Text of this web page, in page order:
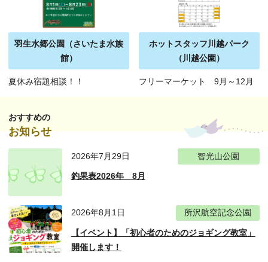
羽生水郷公園（さいたま水族
館）
夏休み宿題相談！！
ホットスタッフ川越パーク
（川越公園）
フリーマーケット 9月～12月
おすすめの
お知らせ
2026年7月29日 智光山公園
釣果表2026年 8月
2026年8月1日 所沢航空記念公園
【イベント】「初心者のためのジョギング教室」
開催します！